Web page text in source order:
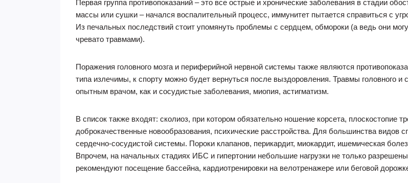
Первая группа противопоказаний – это все острые и хронические заболевания в стадии
массы или сушки – начался воспалительный процесс, иммунитет пытается справиться с
Из печальных последствий стоит упомянуть проблемы с сердцем, обмороки (а ведь они
чревато травмами).
Поражения головного мозга и периферийной нервной системы также являются
типа излечимы, к спорту можно будет вернуться после выздоровления. Травмы головного и
опытным врачом, как и сосудистые заболевания, миопия, астигматизм.
В список также входят: сколиоз, при котором обязательно ношение корсета, плоскостопие
доброкачественные новообразования, психические расстройства. Для большинства видов
сердечно-сосудистой системы. Пороки клапанов, перикардит, миокардит, ишемическая
Впрочем, на начальных стадиях ИБС и гипертонии небольшие нагрузки не только
рекомендуют посещение бассейна, кардиотренировки на велотренажере или беговой